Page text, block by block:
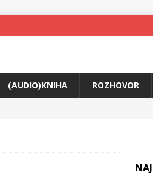
(AUDIO)KNIHA ROZHOVOR